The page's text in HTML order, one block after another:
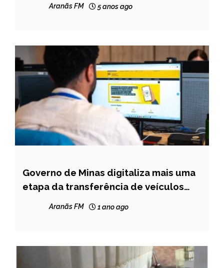
Aranãs FM 5 anos ago
CAPELINHA
MINAS
Governo de Minas digitaliza mais uma
etapa da transferência de veículos
Aranãs FM 1 ano ago